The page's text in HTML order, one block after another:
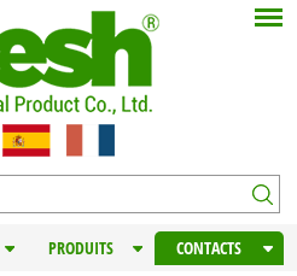
PRODUITS CONTACTS